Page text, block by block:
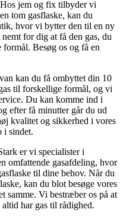
jem og fix tilbyder vi
tom gasflaske, kan du
hvor vi bytter den til en ny
for dig at få den gas, du
Besøg os og få en
kan du få ombyttet din 10
til forskellige formål, og vi
Du kan komme ind i
efter få minutter går du ud
kvalitet og sikkerhed i vores
i sindet.
er vi specialister i
omfattende gasafdeling, hvor
til dine behov. Når du
kan du blot besøge vores
samme. Vi bestræber os på at
har gas til rådighed.